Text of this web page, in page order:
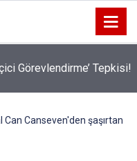
Görevlendirme’ Tepkisi!
Hafife Almayın!
Can Canseven'den şaşırtan